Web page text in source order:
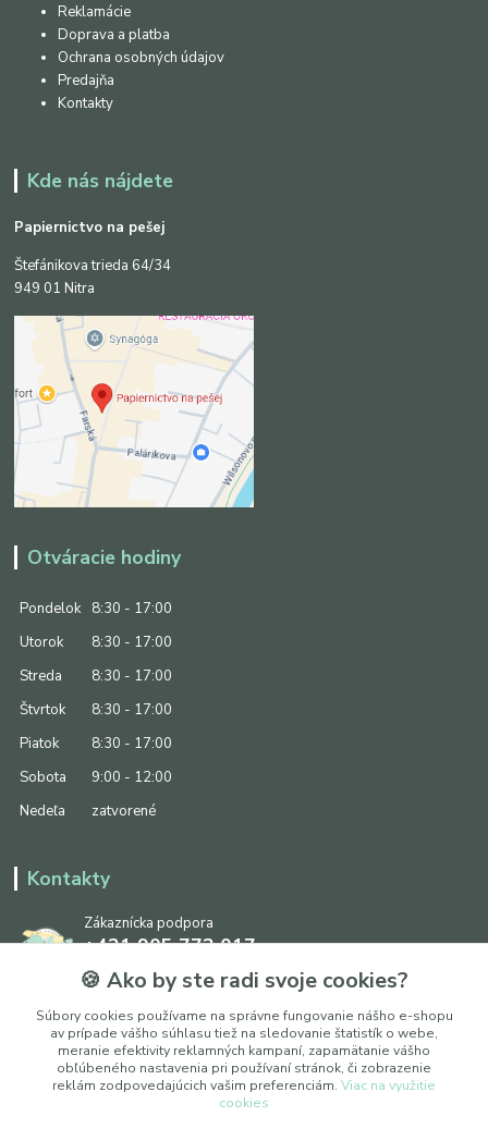
Reklamácie
Doprava a platba
Ochrana osobných údajov
Predajňa
Kontakty
Kde nás nájdete
Papiernictvo na pešej
Štefánikova trieda 64/34
949 01 Nitra
Otváracie hodiny
Pondelok
8:30 - 17:00
Utorok
8:30 - 17:00
Streda
8:30 - 17:00
Štvrtok
8:30 - 17:00
Piatok
8:30 - 17:00
Sobota
9:00 - 12:00
Nedeľa
zatvorené
Kontakty
Zákaznícka podpora
+421 905 773 017
(Po-Pia, 8:30 - 17:00, So: 9:00 - 12:00)
info@ipapier.sk
🍪 Ako by ste radi svoje cookies?
Súbory cookies používame na správne fungovanie nášho e-shopu
av prípade vášho súhlasu tiež na sledovanie štatistík o webe,
meranie efektivity reklamných kampaní, zapamätanie vášho
obľúbeného nastavenia pri používaní stránok, či zobrazenie
reklám zodpovedajúcich vašim preferenciám. Viac na využitie
cookies